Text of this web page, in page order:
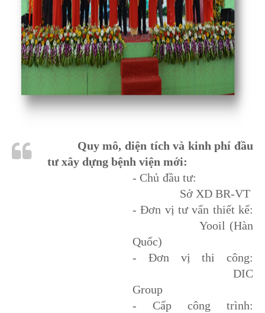
Quy mô, diện tích và kinh phí đầu
tư xây dựng bệnh viện mới:
- Chủ đầu tư:
Sở XD BR-VT
- Đơn vị tư vấn thiết kế:
Yooil (Hàn
Quốc)
- Đơn vị thi công:
DIC
Group
- Cấp công trình: